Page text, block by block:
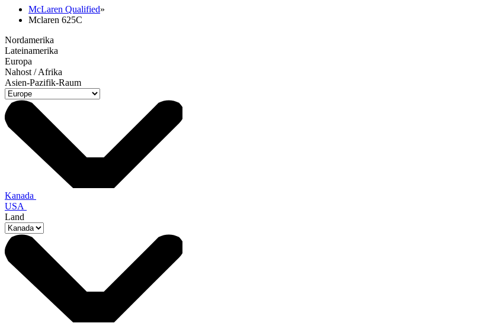
McLaren Qualified»
Mclaren 625C
Nordamerika
Lateinamerika
Europa
Nahost / Afrika
Asien-Pazifik-Raum
Kanada
USA
Land